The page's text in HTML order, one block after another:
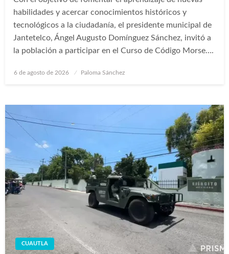
habilidades y acercar conocimientos históricos y
tecnológicos a la ciudadanía, el presidente municipal de
Jantetelco, Ángel Augusto Domínguez Sánchez, invitó a
la población a participar en el Curso de Código Morse….
Publicado
6 de agosto de 2026 Paloma Sánchez
CUAUTLA